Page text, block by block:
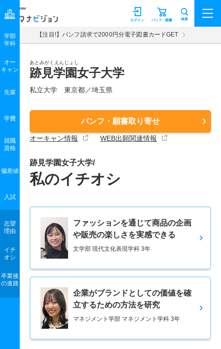
マナビジョン パンフ・願書
ログイン 検索
【注目!】パンフ請求で2000円分電子図書カードGET
あとみがくえんじょし
跡見学園女子大学
私立大学 東京都／埼玉県
パンフ・願書取り寄せ
オーキャン情報 WEB出願関連情報
学部
学科
オー
キャン
先輩
学費
就職
資格
偏差値
入試
志望
理由
イチ
オシ
卒業後
の進路
跡見学園女子大学/
私のイチオシ
ファッションを通じて商品の企画
や販売の楽しさを実感できる
文学部 現代文化表現学科 3年
企業がブランドとしての価値を確
立するための方法を研究
マネジメント学部 マネジメント学科 3年